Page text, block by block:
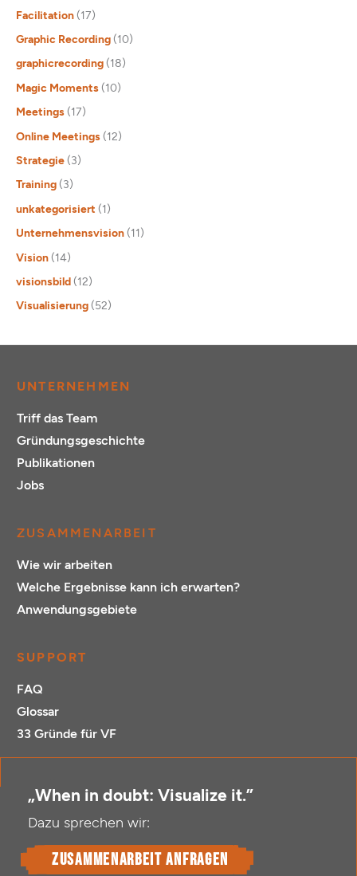
Facilitation (17)
Graphic Recording (10)
graphicrecording (18)
Magic Moments (10)
Meetings (17)
Online Meetings (12)
Strategie (3)
Training (3)
unkategorisiert (1)
Unternehmensvision (11)
Vision (14)
visionsbild (12)
Visualisierung (52)
UNTERNEHMEN
Triff das Team
Gründungsgeschichte
Publikationen
Jobs
ZUSAMMENARBEIT
Wie wir arbeiten
Welche Ergebnisse kann ich erwarten?
Anwendungsgebiete
SUPPORT
FAQ
Glossar
33 Gründe für VF
„When in doubt: Visualize it.”
Dazu sprechen wir:
Zusammenarbeit anfragen